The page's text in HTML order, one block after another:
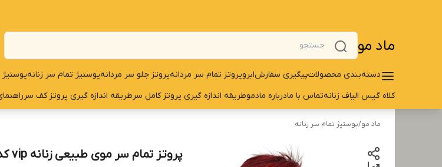
ماد مو
دسته‌بندی محصولاتپیگیری سفارشابروپروتز تمام سر مردانهپروتز جلو سر مردانهپوستیژ تمام سر زنانهپوستیژ
کلاه گیس الیاف زنانهتماس با مادرباره مادموطریقه اندازه گیری پروتز کامل سرطریقه اندازه گیری پروتز کف سر
ماد مو/پوستیژ تمام سر زنانه
پروتز تمام سر موی طبیعی زنانه vip کد9011